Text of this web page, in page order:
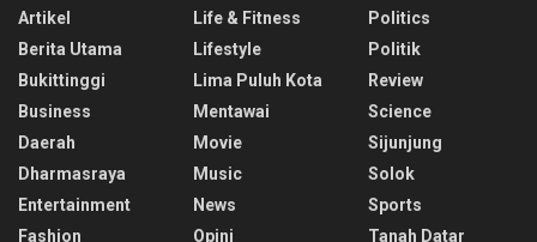
Artikel
Berita Utama
Bukittinggi
Business
Daerah
Dharmasraya
Entertainment
Fashion
Life & Fitness
Lifestyle
Lima Puluh Kota
Mentawai
Movie
Music
News
Opini
Politics
Politik
Review
Science
Sijunjung
Solok
Sports
Tanah Datar